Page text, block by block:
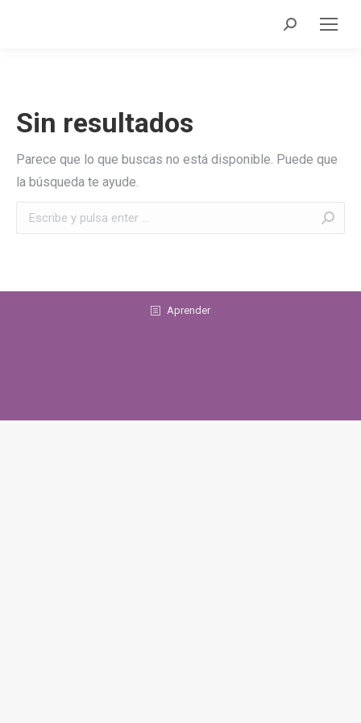
Sin resultados
Parece que lo que buscas no está disponible. Puede que
la búsqueda te ayude.
Aprender